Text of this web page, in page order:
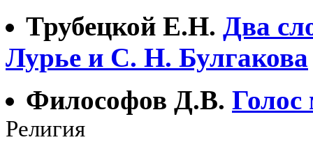
Трубецкой Е.Н. Два
Лурье и С. Н. Булгакова
Философов Д.В.
Религия